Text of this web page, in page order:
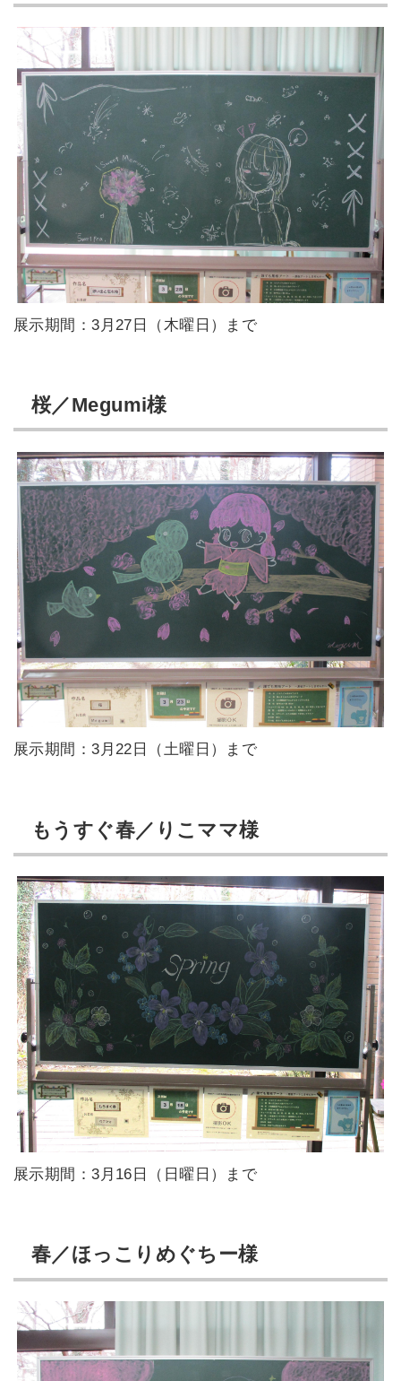
展示期間：3月27日（木曜日）まで
桜／Megumi様
展示期間：3月22日（土曜日）まで
もうすぐ春／りこママ様
展示期間：3月16日（日曜日）まで
春／ほっこりめぐちー様